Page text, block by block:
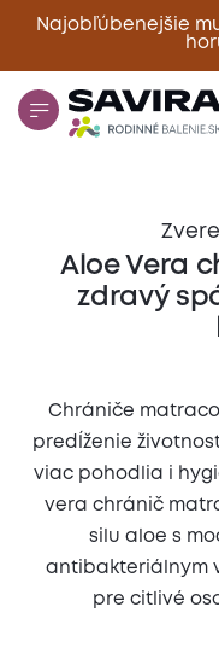
Najobľúbenejšie
Aloe Vera
zdravý
Chrániče
predĺženie
viac pohodlia i
vera chránič
silu aloe s
antibakteriálnym
pre citlivé